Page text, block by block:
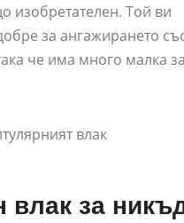
изобретателен. Той ви
за ангажирането
че има много малка
влак за